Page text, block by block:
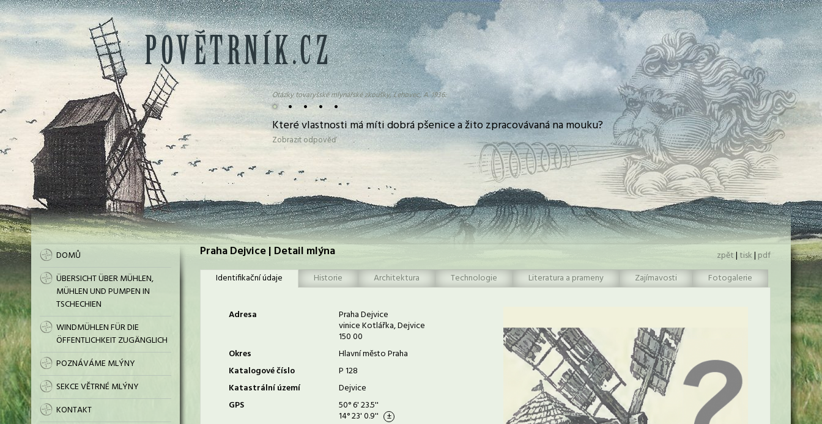
• • • • •
Otázky tovaryšské mlynářské zkoušky, Lehovec, A. 1936:
Které vlastnosti má míti dobrá pšenice a žito zpracovávaná na mouku?
Zobrazit odpověď
DOMŮ
ÜBERSICHT ÜBER MÜHLEN,
MÜHLEN UND PUMPEN IN
TSCHECHIEN
WINDMÜHLEN FÜR DIE
ÖFFENTLICHKEIT ZUGÄNGLICH
POZNÁVÁME MLÝNY
SEKCE VĚTRNÉ MLÝNY
KONTAKT
Praha Dejvice | Detail mlýna zpět|tisk|pdf
Identifikační údaje
Historie Architektura Technologie Literatura a prameny Zajímavosti Fotogalerie
Adresa Praha Dejvice
vinice Kotlářka, Dejvice
150 00
Okres
Hlavní město Praha
Katalogové číslo
P 128
Katastrální území
Dejvice
GPS
50° 6' 23.5''
14° 23' 0.9''